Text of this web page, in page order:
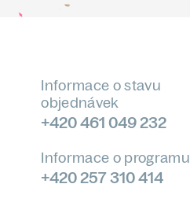
Informace o stavu
objednávek
+420 461 049 232
Informace o programu
+420 257 310 414